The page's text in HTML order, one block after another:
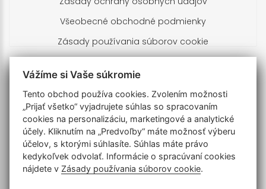
Všeobecné obchodné podmienky
Zásady používania súborov cookie
Kontakty
Branislav Brnula
Turčianska 673/19
900 28 Zálesie
Slovenská republika
IČO: 51203758 DIČ: 1024855733
+421905702197
Vážíme si Vaše súkromie
Tento obchod používa cookies. Zvolením možnosti
„Prijať všetko“ vyjadrujete súhlas so spracovaním
cookies na personalizáciu, marketingové a analytické
účely. Kliknutím na „Predvoľby“ máte možnosť výberu
účelov, s ktorými súhlasíte. Súhlas máte právo
kedykoľvek odvolať. Informácie o spracúvaní cookies
nájdete v Zásady používania súborov cookie.